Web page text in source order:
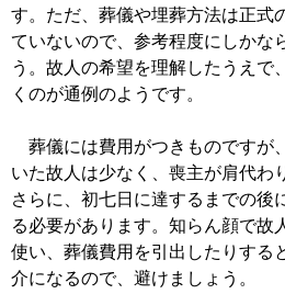
す。ただ、葬儀や埋葬方法は正式
ていないので、参考程度にしかな
う。故人の希望を理解したうえで
くのが通例のようです。
葬儀には費用がつきものですが
いた故人は少なく、喪主が肩代わ
さらに、初七日に達するまでの後
る必要があります。知らん顔で故
使い、葬儀費用を引出したりする
介になるので、避けましょう。